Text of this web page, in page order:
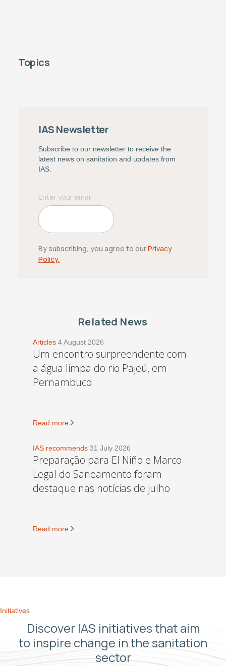
Topics
IAS Newsletter
Subscribe to our newsletter to receive the
latest news on sanitation and updates from
IAS.
By subscribing, you agree to ourPrivacy
Policy.
Related News
Articles 4 August 2026
Um encontro surpreendente com
a água limpa do rio Pajeú, em
Pernambuco
Read more
IAS recommends 31 July 2026
Preparação para El Niño e Marco
Legal do Saneamento foram
destaque nas notícias de julho
Read more
Initiatives
Discover IAS initiatives that aim
to inspire change in the sanitation
sector